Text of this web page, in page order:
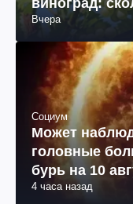
Вчера
Социум
Может
головные
бурь на 10
4 часа назад